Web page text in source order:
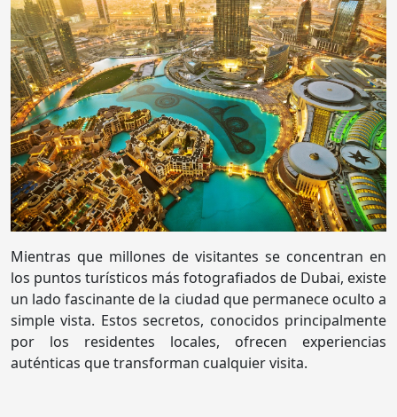
Mientras que millones de visitantes se concentran en
los puntos turísticos más fotografiados de Dubai, existe
un lado fascinante de la ciudad que permanece oculto a
simple vista. Estos secretos, conocidos principalmente
por los residentes locales, ofrecen experiencias
auténticas que transforman cualquier visita.